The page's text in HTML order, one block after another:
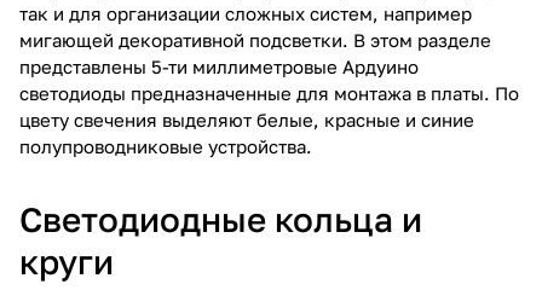
так и для организации сложных систем, например
мигающей декоративной подсветки. В этом разделе
представлены 5-ти миллиметровые Ардуино
светодиоды предназначенные для монтажа в платы. По
цвету свечения выделяют белые, красные и синие
полупроводниковые устройства.
Светодиодные кольца и
круги